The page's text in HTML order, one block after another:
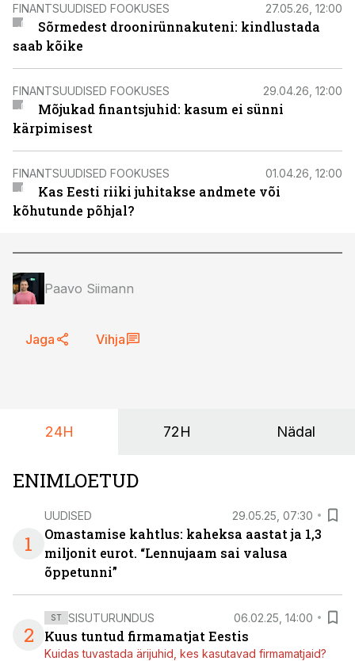
FINANTSUUDISED FOOKUSES 27.05.26, 12:00
Sõrmedest droonirünnakuteni: kindlustada
saab kõike
FINANTSUUDISED FOOKUSES 29.04.26, 12:00
Mõjukad finantsjuhid: kasum ei sünni
kärpimisest
FINANTSUUDISED FOOKUSES 01.04.26, 12:00
Kas Eesti riiki juhitakse andmete või
kõhutunde põhjal?
Paavo Siimann
Jaga Vihja
24H 72H Nädal
ENIMLOETUD
1
UUDISED 29.05.25, 07:30
Omastamise kahtlus: kaheksa aastat ja 1,3
miljonit eurot. “Lennujaam sai valusa
õppetunni”
2
ST SISUTURUNDUS 06.02.25, 14:00
Kuus tuntud firmamatjat Eestis
Kuidas tuvastada ärijuhid, kes kasutavad firmamatjaid?